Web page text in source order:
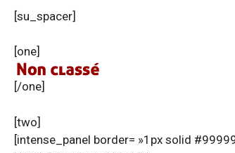
[su_spacer]
[one]
[/one]
[two]
[intense_panel border= »1px solid